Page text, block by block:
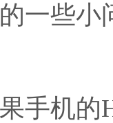
一些小
手机的